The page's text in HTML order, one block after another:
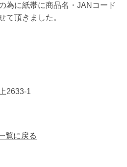
為に紙帯に商品名・JANコード
て頂きました。
2633-1
覧に戻る